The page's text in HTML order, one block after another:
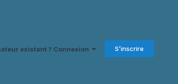
existant ? Connexion S’inscrire